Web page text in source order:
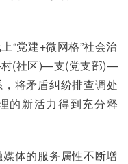
“党建+微网格”社会治
(社区)—支(党支部)—
将矛盾纠纷排查调处
的新活力得到充分释
体的服务属性不断增